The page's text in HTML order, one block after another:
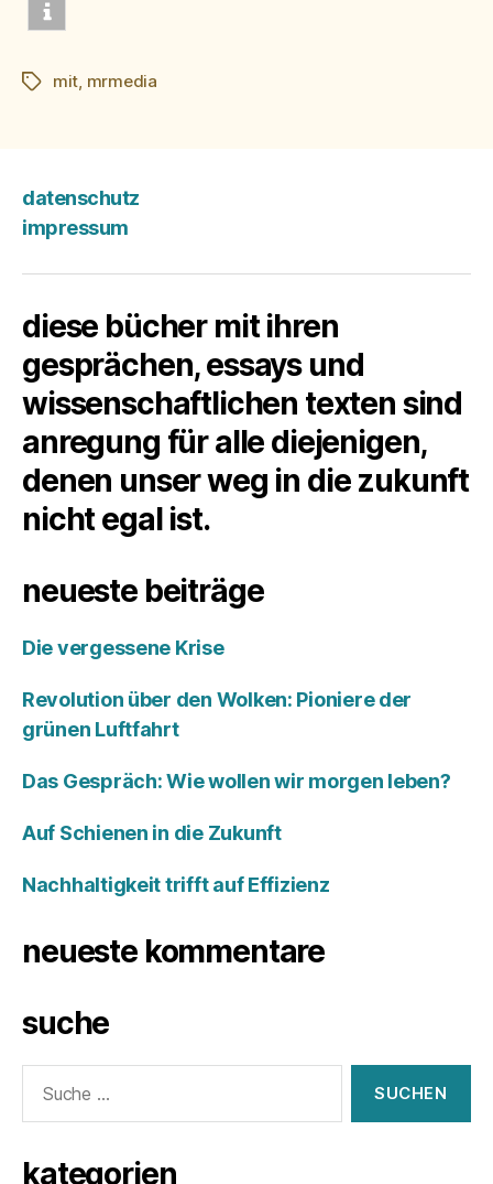
Schlagwörter
mit, mrmedia
datenschutz
impressum
diese bücher mit ihren
gesprächen, essays und
wissenschaftlichen texten sind
anregung für alle diejenigen,
denen unser weg in die zukunft
nicht egal ist.
neueste beiträge
Die vergessene Krise
Revolution über den Wolken: Pioniere der
grünen Luftfahrt
Das Gespräch: Wie wollen wir morgen leben?
Auf Schienen in die Zukunft
Nachhaltigkeit trifft auf Effizienz
neueste kommentare
suche
nach:
kategorien